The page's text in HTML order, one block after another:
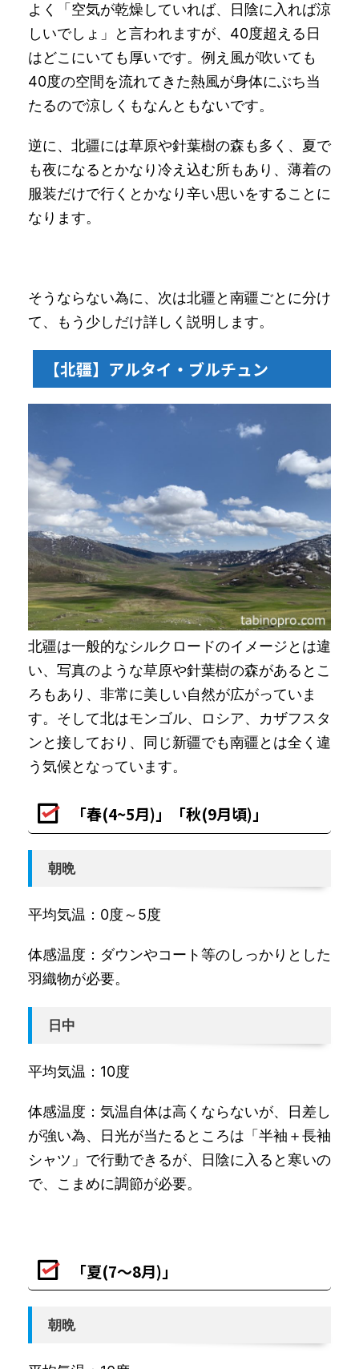
よく「空気が乾燥していれば、日陰に入れば涼
しいでしょ」と言われますが、40度超える日
はどこにいても厚いです。例え風が吹いても
40度の空間を流れてきた熱風が身体にぶち当
たるので涼しくもなんともないです。
逆に、北疆には草原や針葉樹の森も多く、夏で
も夜になるとかなり冷え込む所もあり、薄着の
服装だけで行くとかなり辛い思いをすることに
なります。
そうならない為に、次は北疆と南疆ごとに分け
て、もう少しだけ詳しく説明します。
【北疆】アルタイ・ブルチュン
北疆は一般的なシルクロードのイメージとは違
い、写真のような草原や針葉樹の森があるとこ
ろもあり、非常に美しい自然が広がっていま
す。そして北はモンゴル、ロシア、カザフスタ
ンと接しており、同じ新疆でも南疆とは全く違
う気候となっています。
「春(4~5月)」「秋(9月頃)」
朝晩
平均気温：0度～5度
体感温度：ダウンやコート等のしっかりとした
羽織物が必要。
日中
平均気温：10度
体感温度：気温自体は高くならないが、日差し
が強い為、日光が当たるところは「半袖＋長袖
シャツ」で行動できるが、日陰に入ると寒いの
で、こまめに調節が必要。
「夏(7～8月)」
朝晩